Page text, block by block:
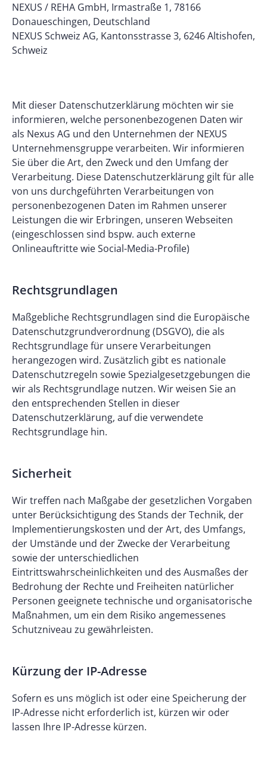
NEXUS / REHA GmbH, Irmastraße 1, 78166
Donaueschingen, Deutschland
NEXUS Schweiz AG, Kantonsstrasse 3, 6246 Altishofen,
Schweiz
Mit dieser Datenschutzerklärung möchten wir sie
informieren, welche personenbezogenen Daten wir
als Nexus AG und den Unternehmen der NEXUS
Unternehmensgruppe verarbeiten. Wir informieren
Sie über die Art, den Zweck und den Umfang der
Verarbeitung. Diese Datenschutzerklärung gilt für alle
von uns durchgeführten Verarbeitungen von
personenbezogenen Daten im Rahmen unserer
Leistungen die wir Erbringen, unseren Webseiten
(eingeschlossen sind bspw. auch externe
Onlineauftritte wie Social-Media-Profile)
Rechtsgrundlagen
Maßgebliche Rechtsgrundlagen sind die Europäische
Datenschutzgrundverordnung (DSGVO), die als
Rechtsgrundlage für unsere Verarbeitungen
herangezogen wird. Zusätzlich gibt es nationale
Datenschutzregeln sowie Spezialgesetzgebungen die
wir als Rechtsgrundlage nutzen. Wir weisen Sie an
den entsprechenden Stellen in dieser
Datenschutzerklärung, auf die verwendete
Rechtsgrundlage hin.
Sicherheit
Wir treffen nach Maßgabe der gesetzlichen Vorgaben
unter Berücksichtigung des Stands der Technik, der
Implementierungskosten und der Art, des Umfangs,
der Umstände und der Zwecke der Verarbeitung
sowie der unterschiedlichen
Eintrittswahrscheinlichkeiten und des Ausmaßes der
Bedrohung der Rechte und Freiheiten natürlicher
Personen geeignete technische und organisatorische
Maßnahmen, um ein dem Risiko angemessenes
Schutzniveau zu gewährleisten.
Kürzung der IP-Adresse
Sofern es uns möglich ist oder eine Speicherung der
IP-Adresse nicht erforderlich ist, kürzen wir oder
lassen Ihre IP-Adresse kürzen.